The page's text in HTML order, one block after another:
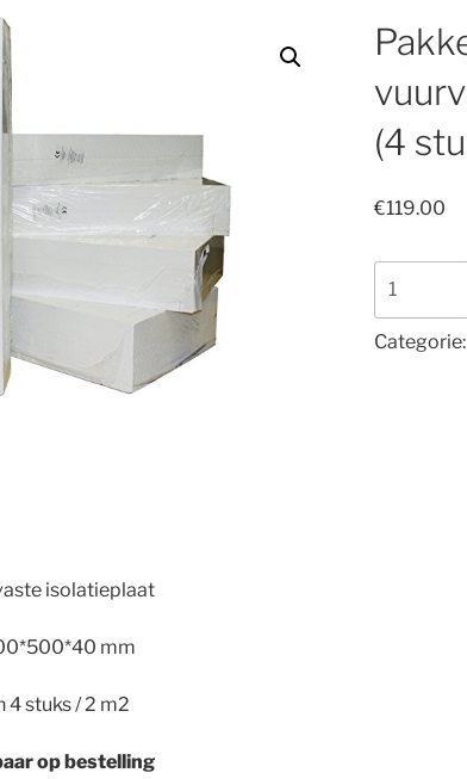
(4
€119.00
vuurvaste
Categorie:
isolatieplaat
mm
4 stuks / 2 m2
op bestelling